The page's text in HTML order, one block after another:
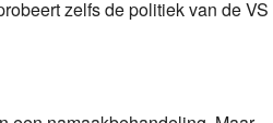
zelfs de politiek van de VS